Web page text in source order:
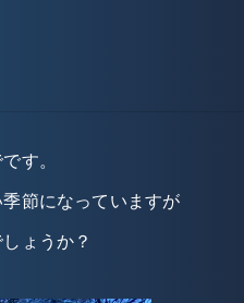
す。
節になっていますが
ょうか？